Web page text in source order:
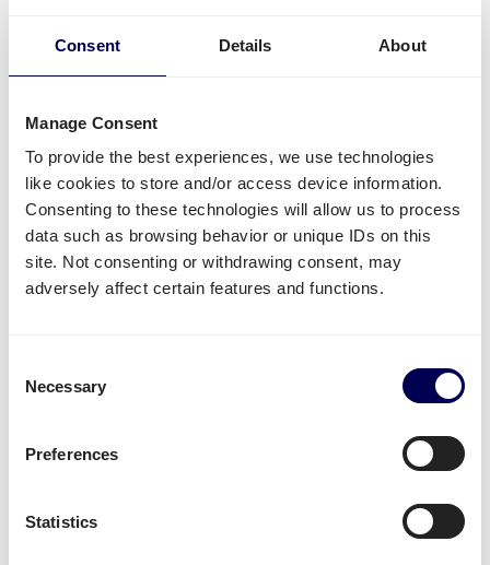
Consent Details About
Manage Consent
To provide the best experiences, we use technologies
like cookies to store and/or access device information.
Consenting to these technologies will allow us to process
data such as browsing behavior or unique IDs on this
site. Not consenting or withdrawing consent, may
adversely affect certain features and functions.
Selection
Necessary
Preferences
Statistics
Losadres
Postcode
Provincie